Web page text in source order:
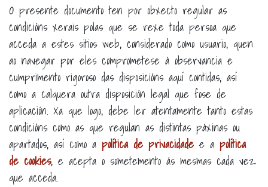
O presente documento ten por obxecto regular as
condicións xerais polas que se rexe toda persoa que
acceda a estes sitios web, considerado como usuario, quen
ao navegar por eles comprometese á observancia e
cumprimento rigoroso das disposicións aquí contidas, así
como a calquera outra disposición legal que fose de
aplicación. Xa que logo, debe ler atentamente tanto estas
condicións como as que regulan as distintas páxinas ou
apartados, así como a política de privacidade e a política
de cookies, e acepta o sometemento ás mesmas cada vez
que acceda.